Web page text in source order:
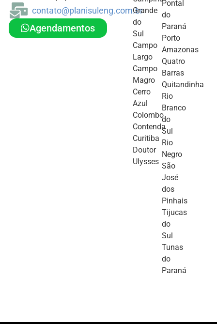
contato@planisuleng.com.br
Agendamentos
Grande
do
Sul
Campo
Largo
Campo
Magro
Cerro
Azul
Colombo
Contenda
Curitiba
Doutor
Ulysses
Pontal
do
Paraná
Porto
Amazonas
Quatro
Barras
Quitandinha
Rio
Branco
do
Sul
Rio
Negro
São
José
dos
Pinhais
Tijucas
do
Sul
Tunas
do
Paraná